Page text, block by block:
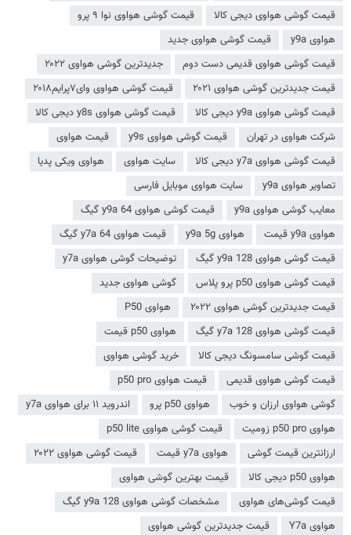
قیمت گوشی هواوی دیجی کالا
قیمت گوشی هواوی نوا ۹ پرو
هواوی y9a
قیمت گوشی هواوی جدید
قیمت گوشی هواوی قدیمی دست دوم
جدیدترین گوشی هواوی ۲۰۲۲
قیمت جدیدترین گوشی هواوی ۲۰۲۱
قیمت گوشی هواوی وای۷پرایم۲۰۱۸
قیمت گوشی هواوی y9a دیجی کالا
قیمت گوشی هواوی y8s دیجی کالا
شرکت هواوی در تهران
قیمت گوشی هواوی y9s
قیمت هواوی
قیمت گوشی هواوی y7a دیجی کالا
سایت هواوی
هواوی ویکی پدیا
تصاویر هواوی y9a
سایت هواوی موبایل فارسی
معایب گوشی هواوی y9a
قیمت گوشی هواوی y9a 64 گیگ
هواوی y9a قیمت
هواوی y9a 5g
قیمت هواوی y7a 64 گیگ
قیمت گوشی هواوی y9a 128 گیگ
توضیحات گوشی هواوی y7a
قیمت گوشی هواوی p50 پرو پلاس
گوشی هواوی جدید
قیمت جدیدترین گوشی هواوی ۲۰۲۲
هواوی P50
قیمت گوشی هواوی y7a 128 گیگ
هواوی p50 قیمت
قیمت گوشی سامسونگ دیجی کالا
خرید گوشی هواوی
قیمت گوشی هواوی قدیمی
قیمت هواوی p50 pro
گوشی هواوی ارزان و خوب
هواوی p50 پرو
اندروید ۱۱ برای هواوی y7a
هواوی p50 pro زومیت
قیمت گوشی هواوی p50 lite
ارزانترین قیمت گوشی
هواوی y7a قیمت
قیمت گوشی هواوی ۲۰۲۲
هواوی p50 دیجی کالا
قیمت بهترین گوشی هواوی
قیمت گوشی‌های هواوی
مشخصات گوشی هواوی y9a 128 گیگ
هواوی Y7a
قیمت جدیدترین گوشی هواوی